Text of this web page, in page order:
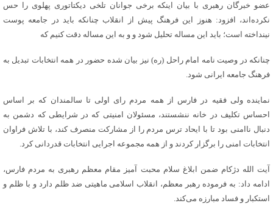
عضو خبرگان رهبری با بیان اینکه برخی جوانان تلخی دیکتاتوری پهلوی را حس
نکرده‌اند، افزود: هنوز این فرهنگ پیش از انقلاب چنانکه باید در جامعه پوست
نینداخته است؛ باید این مساله تحلیل شود و و به این مساله دقت کنیم که
چنانکه در وصیت نامه امام راحل (ره) نیز بیان شده حضور در همه انتخابات تبدیل به
فرهنگ جامعه ایرانی شود.
نماینده ولی فقیه در فارس از همه مردم رای اولی تا سالمندان که بر اساس
احساس تکلیف در خانه ننشستند، مسئولان امنیتی که در شرایطی که دشمن به
دنبال ناامنی بود تا با ایحاد ترس مردم را از مشارکت منصرف کند، با تلاش فراوان
انتخابات امنی را برگزار کردند و از همه مجموعه اجرایی انتخابات قدردانی کرد.
آیت الله دژکام ضمن ابلاغ سلام محبت آمیز مقام معظم رهبری به مردم فارس،
ادامه داد: به فرموده رهبر معظم، انقلاب اسلامی ماهیتی ضد ظلم دارد و با ظلم و
استکبار و فساد مبارزه می‌کند.